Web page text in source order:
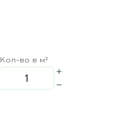
Кол-во в м²